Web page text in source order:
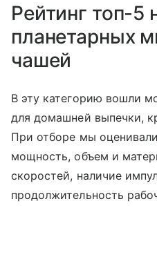
Рейтинг топ-5
планетарных
чашей
В эту категорию вошли
для домашней выпечки,
При отборе мы
мощность, объем и
скоростей, наличие
продолжительность